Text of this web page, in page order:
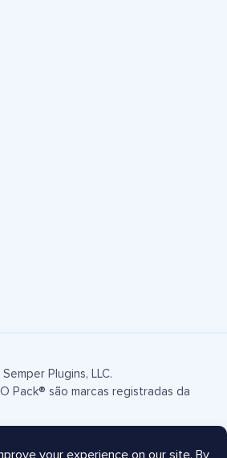
Plugins, LLC.
Pack® são marcas registradas da
de Privacidade Divulgação FTC